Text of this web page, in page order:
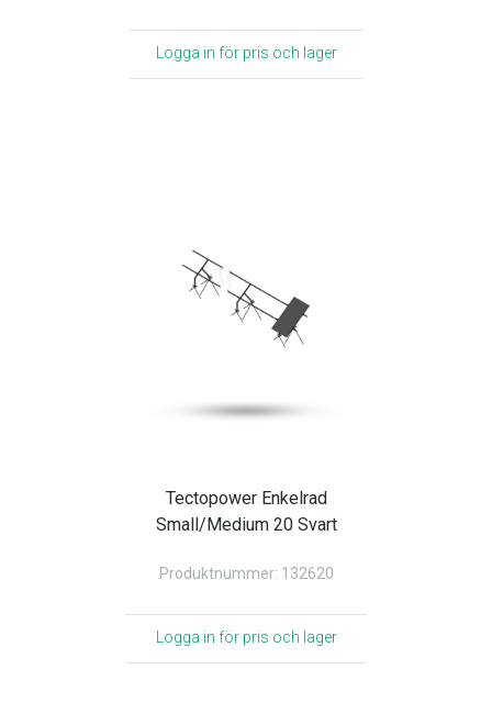
Logga in för pris och lager
Tectopower Enkelrad
Small/Medium 20 Svart
Produktnummer: 132620
Logga in för pris och lager